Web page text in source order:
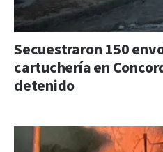
Secuestraron 150
cartuchería en
detenido